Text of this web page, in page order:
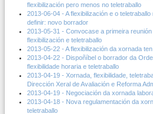
flexibilización pero menos no teletraballo
2013-06-04 - A flexibilización e o
definir: novo borrador
2013-05-31 - Convocase a primeira
flexibilización e teletraballo
2013-05-22 - A flexibilización da xornada
2013-04-22 - Dispoñíbel o borrador da
flexibilidade horaria e teletraballo
2013-04-19 - Xornada, flexibilidade,
Dirección Xeral de Avaliación e Reforma
2013-04-19 - Negociación da xornada
2013-04-18 - Nova regulamentación da
teletraballo